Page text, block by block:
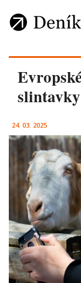
24. 03. 2025